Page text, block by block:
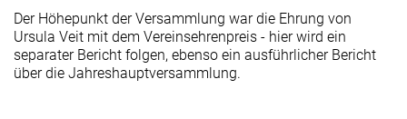
Der Höhepunkt der Versammlung war die Ehrung von
Ursula Veit mit dem Vereinsehrenpreis - hier wird ein
separater Bericht folgen, ebenso ein ausführlicher Bericht
über die Jahreshauptversammlung.